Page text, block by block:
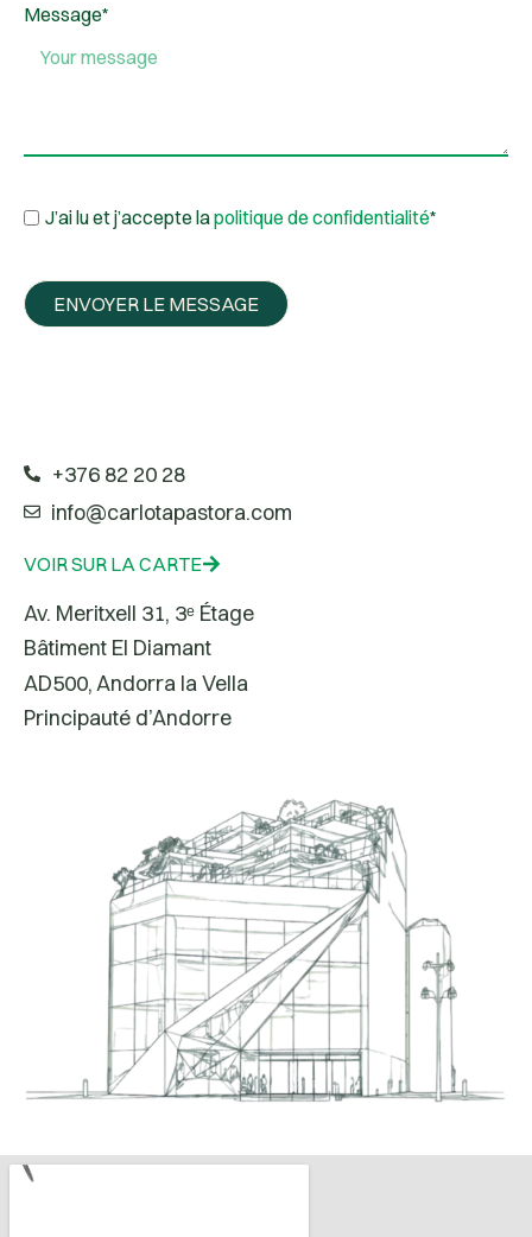
Message*
J’ai lu et j’accepte lapolitique de confidentialité*
ENVOYER LE MESSAGE
+376 82 20 28
info@carlotapastora.com
VOIR SUR LA CARTE
Av. Meritxell 31, 3ᵉ Étage
Bâtiment El Diamant
AD500, Andorra la Vella
Principauté d’Andorre